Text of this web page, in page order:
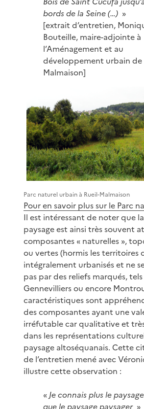
bords de la Seine (…) »
[extrait d’entretien,
Bouteille, maire-adjointe à
l’Aménagement et au
développement urbain de
Malmaison]
Parc naturel urbain à Rueil-Malmaison
Pour en savoir plus sur le Parc
Il est intéressant de noter que
paysage est ainsi très souvent
composantes « naturelles »,
ou vertes (hormis les territoires
intégralement urbanisés et ne
pas par des reliefs marqués,
Gennevilliers ou encore
caractéristiques sont
des composantes ayant une
irréfutable car qualitative et
dans les représentations
paysage altoséquanais. Cette
de l’entretien mené avec
illustre cette observation :
«Je connais plus le
que le paysage paysager »